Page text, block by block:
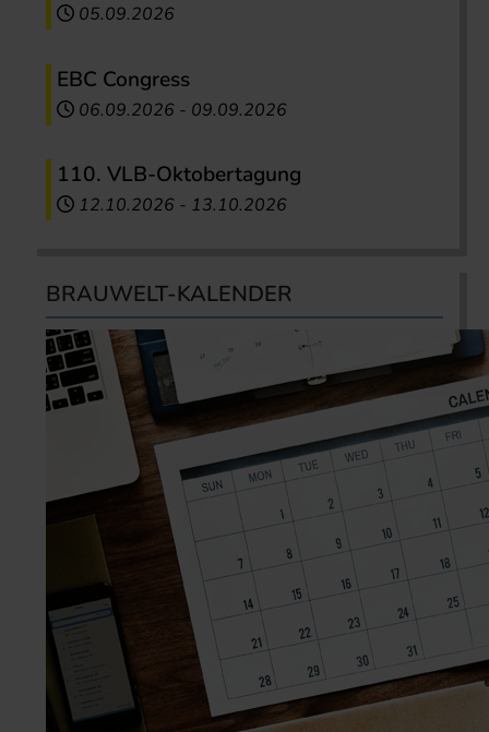
05.09.2026
EBC Congress
06.09.2026 - 09.09.2026
110. VLB-Oktobertagung
12.10.2026 - 13.10.2026
BRAUWELT-KALENDER